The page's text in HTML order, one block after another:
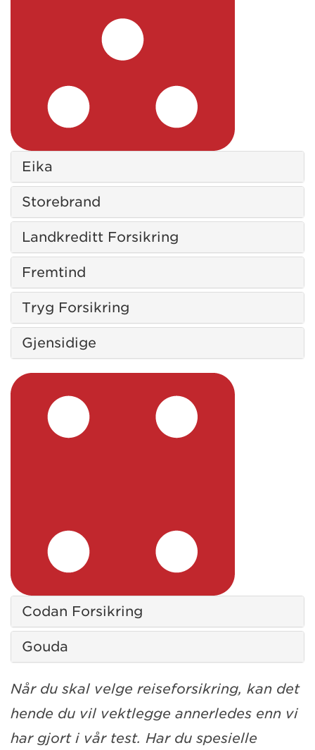
Eika
Storebrand
Landkreditt Forsikring
Fremtind
Tryg Forsikring
Gjensidige
Codan Forsikring
Gouda
Når du skal velge reiseforsikring, kan det
hende du vil vektlegge annerledes enn vi
har gjort i vår test. Har du spesielle